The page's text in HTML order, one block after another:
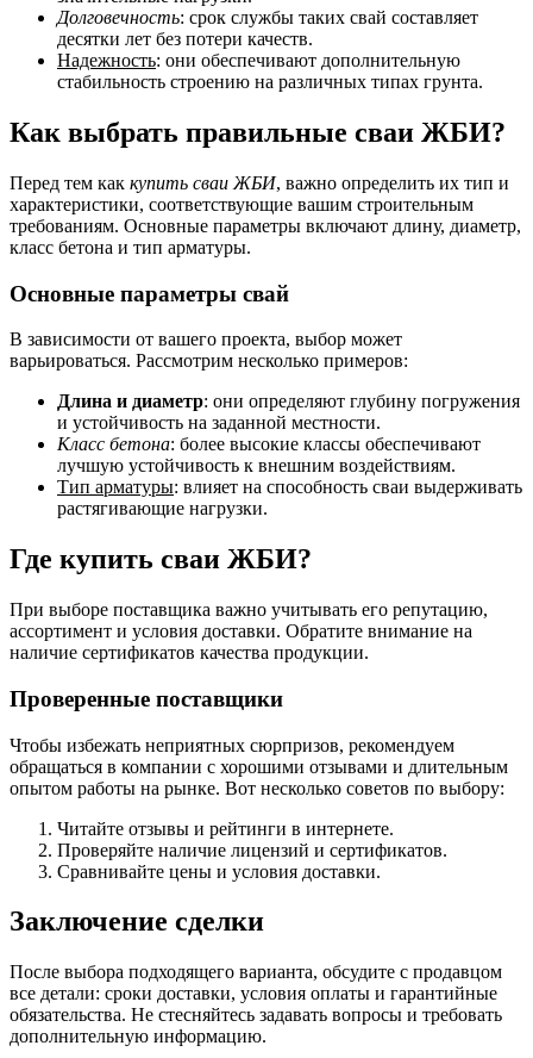
Долговечность: срок службы таких свай составляет
десятки лет без потери качеств.
Надежность: они обеспечивают дополнительную
стабильность строению на различных типах грунта.
Как выбрать правильные сваи ЖБИ?
Перед тем как купить сваи ЖБИ, важно определить их тип и
характеристики, соответствующие вашим строительным
требованиям. Основные параметры включают длину, диаметр,
класс бетона и тип арматуры.
Основные параметры свай
В зависимости от вашего проекта, выбор может
варьироваться. Рассмотрим несколько примеров:
Длина и диаметр: они определяют глубину погружения
и устойчивость на заданной местности.
Класс бетона: более высокие классы обеспечивают
лучшую устойчивость к внешним воздействиям.
Тип арматуры: влияет на способность сваи выдерживать
растягивающие нагрузки.
Где купить сваи ЖБИ?
При выборе поставщика важно учитывать его репутацию,
ассортимент и условия доставки. Обратите внимание на
наличие сертификатов качества продукции.
Проверенные поставщики
Чтобы избежать неприятных сюрпризов, рекомендуем
обращаться в компании с хорошими отзывами и длительным
опытом работы на рынке. Вот несколько советов по выбору:
Читайте отзывы и рейтинги в интернете.
Проверяйте наличие лицензий и сертификатов.
Сравнивайте цены и условия доставки.
Заключение сделки
После выбора подходящего варианта, обсудите с продавцом
все детали: сроки доставки, условия оплаты и гарантийные
обязательства. Не стесняйтесь задавать вопросы и требовать
дополнительную информацию.